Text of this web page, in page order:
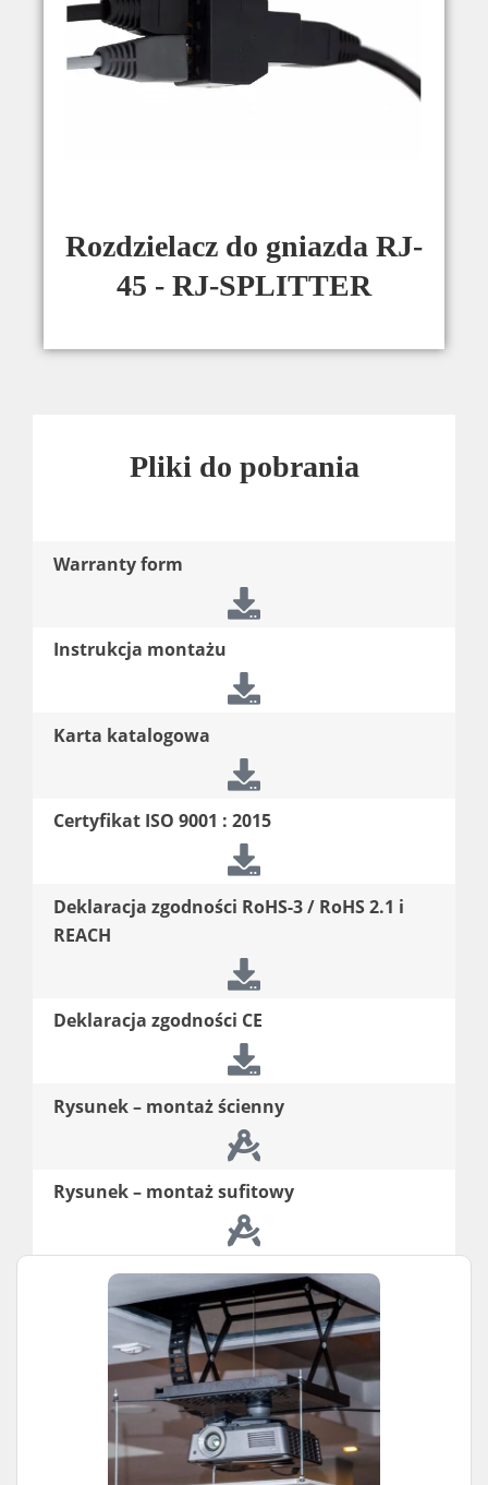
Rozdzielacz do gniazda RJ-
45 - RJ-SPLITTER
Pliki do pobrania
Warranty form
Instrukcja montażu
Karta katalogowa
Certyfikat ISO 9001 : 2015
Deklaracja zgodności RoHS-3 / RoHS 2.1 i
REACH
Deklaracja zgodności CE
Rysunek – montaż ścienny
Rysunek – montaż sufitowy